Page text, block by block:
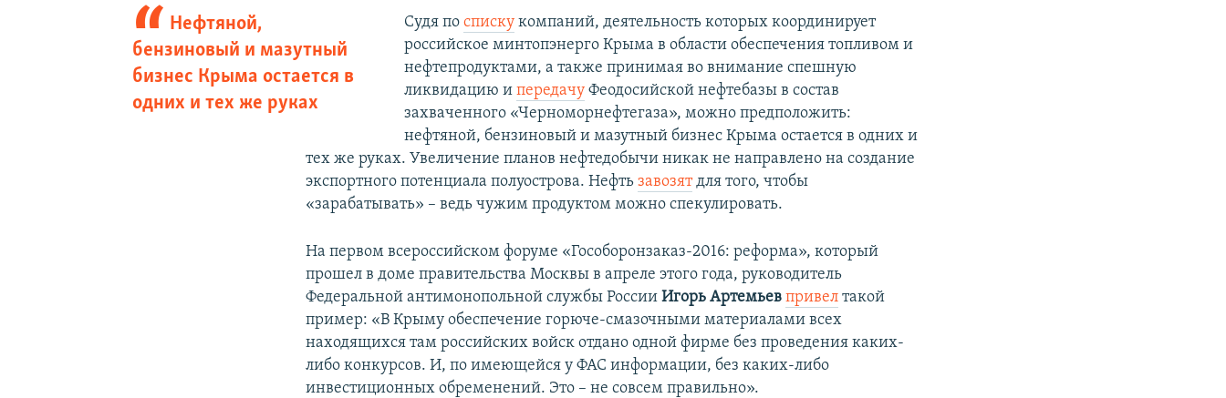
Нефтяной,
бензиновый и мазутный
бизнес Крыма остается в
одних и тех же руках
Судя по спискукомпаний, деятельность которых координирует
российское минтопэнерго Крыма в области обеспечения топливом и
нефтепродуктами, а также принимая во внимание спешную
ликвидацию и передачуФеодосийской нефтебазы в состав
захваченного «Черноморнефтегаза», можно предположить:
нефтяной, бензиновый и мазутный бизнес Крыма остается в одних и
тех же руках. Увеличение планов нефтедобычи никак не направлено на создание
экспортного потенциала полуострова. Нефтьзавозятдля того, чтобы
«зарабатывать» – ведь чужим продуктом можно спекулировать.
На первом всероссийском форуме «Гособоронзаказ-2016: реформа», который
прошел в доме правительства Москвы в апреле этого года, руководитель
Федеральной антимонопольной службы РоссииИгорь Артемьевпривел такой
пример: «В Крыму обеспечение горюче-смазочными материалами всех
находящихся там российских войск отдано одной фирме без проведения каких-
либо конкурсов. И, по имеющейся у ФАС информации, без каких-либо
инвестиционных обременений. Это – не совсем правильно».